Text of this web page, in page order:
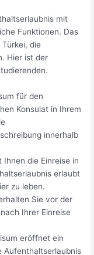
mit
Funktionen. Das
die
Hier ist der
für den
Konsulat in Ihrem
innerhalb
Ihnen die Einreise in
erlaubt
zu leben.
Sie vor der
Ihrer Einreise
eröffnet ein
Aufenthaltserlaubnis